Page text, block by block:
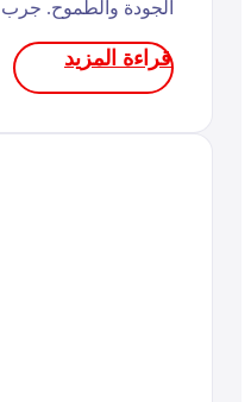
الجودة والطموح. جرب
قراءة المزيد